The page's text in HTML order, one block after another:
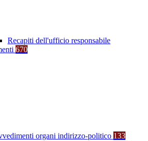
Recapiti dell'ufficio responsabile
670
organi indirizzo-politico 133